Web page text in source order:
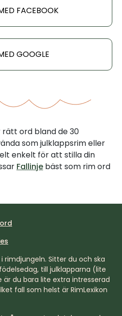
FACEBOOK
GOOGLE
ord bland de 30
som julklappsrim eller
enkelt för att stilla din
Fallinje bäst som rim ord
rimdjungeln. Sitter du och ska
till julklapparna (lite
är du bara lite extra intresserad
fall som helst är RimLexikon